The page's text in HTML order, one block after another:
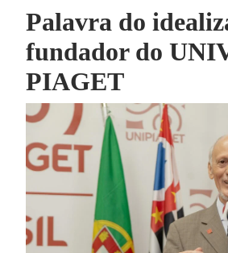
Palavra do
fundador do
PIAGET